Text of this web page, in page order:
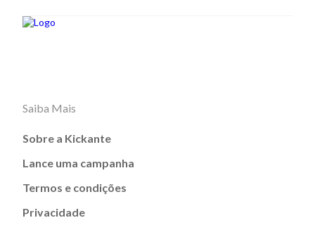
Saiba Mais
Sobre a Kickante
Lance uma campanha
Termos e condições
Privacidade